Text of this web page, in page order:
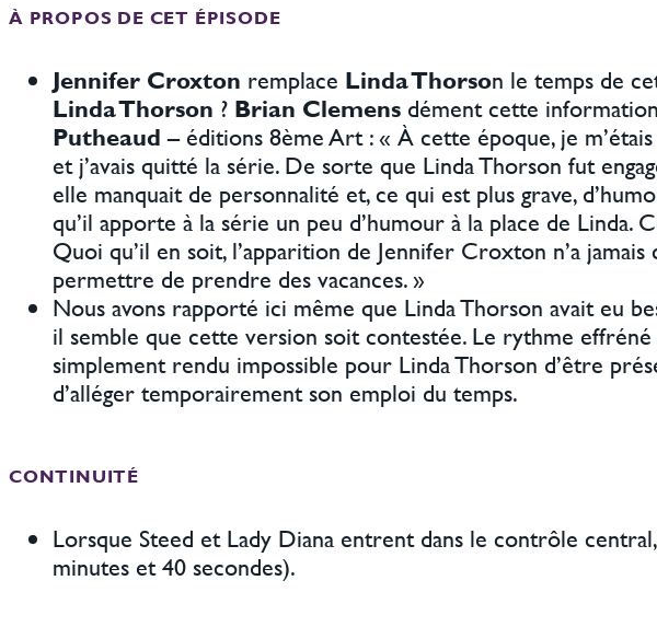
À PROPOS DE CET ÉPISODE
Jennifer Croxton remplace Linda Thorson le temps de
Linda Thorson ? Brian Clemens dément cette
Putheaud– éditions 8ème Art : « À cette époque, je
et j’avais quitté la série. De sorte que Linda Thorson fut
elle manquait de personnalité et, ce qui est plus grave,
qu’il apporte à la série un peu d’humour à la place de
Quoi qu’il en soit, l’apparition de Jennifer Croxton n’a
permettre de prendre des vacances. »
Nous avons rapporté ici même que Linda Thorson avait eu
il semble que cette version soit contestée. Le rythme
simplement rendu impossible pour Linda Thorson d’être
d’alléger temporairement son emploi du temps.
CONTINUITÉ
Lorsque Steed et Lady Diana entrent dans le contrôle
minutes et 40 secondes).